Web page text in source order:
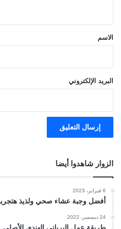
*الاسم
البريد الإلكتروني
الزوار شاهدوا أيضا
6 فبراير، 2023
أفضل وجبة عشاء صحي ولذيذ
24 ديسمبر، 2022